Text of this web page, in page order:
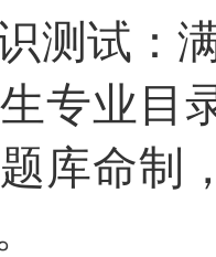
测试：
专业目
库命制